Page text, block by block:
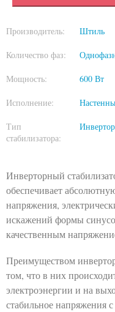
Производитель: Штиль
Количество фаз:
Мощность: 600 Вт
Исполнение:
Тип
стабилизатора:
Инверторный
обеспечивает
напряжения,
искажений формы
качественным
Преимуществом
том, что в них
электроэнергии и на
стабильное напряжения